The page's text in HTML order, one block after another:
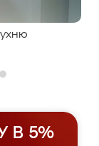
В 5%